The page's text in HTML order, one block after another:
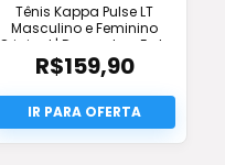
Tênis Kappa Pulse LT
Masculino e Feminino
Original | Desconto e Frete
Grátis
R$159,90